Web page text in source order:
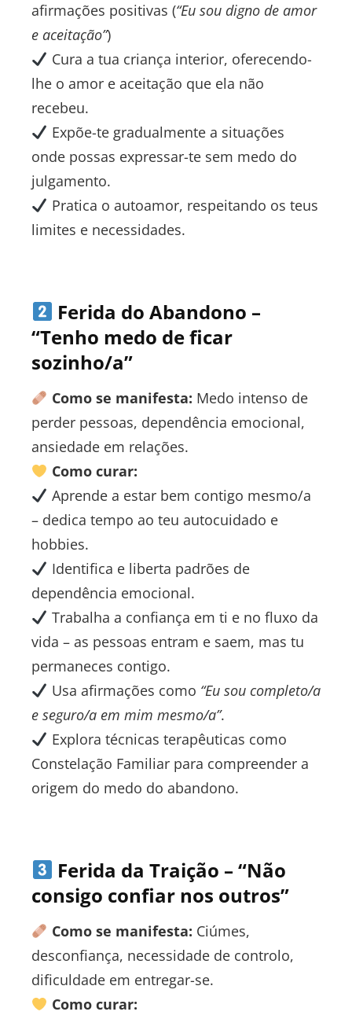
afirmações positivas (“Eu sou digno de amor
e aceitação”)
Cura a tua criança interior, oferecendo-
lhe o amor e aceitação que ela não
recebeu.
Expõe-te gradualmente a situações
onde possas expressar-te sem medo do
julgamento.
Pratica o autoamor, respeitando os teus
limites e necessidades.
Ferida do Abandono –
“Tenho medo de ficar
sozinho/a”
Como se manifesta: Medo intenso de
perder pessoas, dependência emocional,
ansiedade em relações.
Como curar:
Aprende a estar bem contigo mesmo/a
– dedica tempo ao teu autocuidado e
hobbies.
Identifica e liberta padrões de
dependência emocional.
Trabalha a confiança em ti e no fluxo da
vida – as pessoas entram e saem, mas tu
permaneces contigo.
Usa afirmações como “Eu sou completo/a
e seguro/a em mim mesmo/a”.
Explora técnicas terapêuticas como
Constelação Familiar para compreender a
origem do medo do abandono.
Ferida da Traição – “Não
consigo confiar nos outros”
Como se manifesta: Ciúmes,
desconfiança, necessidade de controlo,
dificuldade em entregar-se.
Como curar: